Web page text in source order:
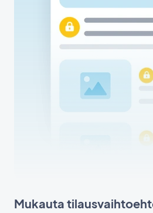
Mukauta